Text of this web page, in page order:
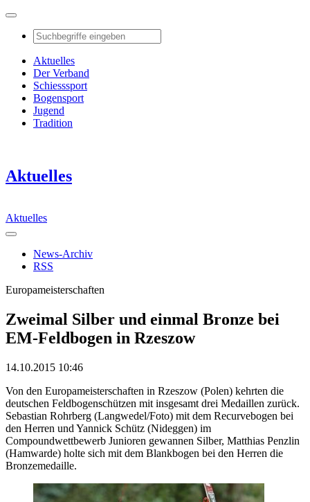
Aktuelles
Der Verband
Schiesssport
Bogensport
Jugend
Tradition
Aktuelles
Aktuelles
News-Archiv
RSS
Europameisterschaften
Zweimal Silber und einmal Bronze bei
EM-Feldbogen in Rzeszow
14.10.2015 10:46
Von den Europameisterschaften in Rzeszow (Polen) kehrten die
deutschen Feldbogenschützen mit insgesamt drei Medaillen zurück.
Sebastian Rohrberg (Langwedel/Foto) mit dem Recurvebogen bei
den Herren und Yannick Schütz (Nideggen) im
Compoundwettbewerb Junioren gewannen Silber, Matthias Penzlin
(Hamwarde) holte sich mit dem Blankbogen bei den Herren die
Bronzemedaille.